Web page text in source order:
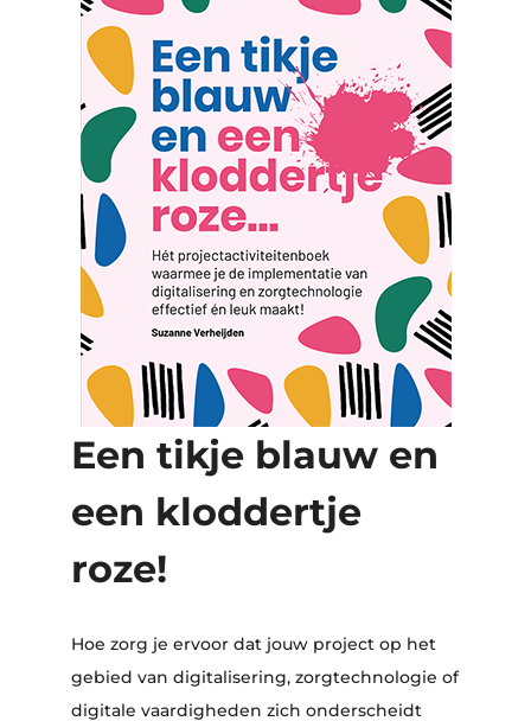
Een tikje blauw en
een kloddertje
roze!
Hoe zorg je ervoor dat jouw project op het
gebied van digitalisering, zorgtechnologie of
digitale vaardigheden zich onderscheidt